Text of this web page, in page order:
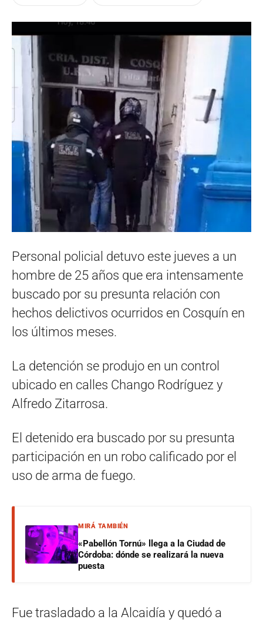
Personal policial detuvo este jueves a un
hombre de 25 años que era intensamente
buscado por su presunta relación con
hechos delictivos ocurridos en Cosquín en
los últimos meses.
La detención se produjo en un control
ubicado en calles Chango Rodríguez y
Alfredo Zitarrosa.
El detenido era buscado por su presunta
participación en un robo calificado por el
uso de arma de fuego.
MIRÁ TAMBIÉN
«Pabellón Tornú» llega a la Ciudad de
Córdoba: dónde se realizará la nueva
puesta
Fue trasladado a la Alcaidía y quedó a